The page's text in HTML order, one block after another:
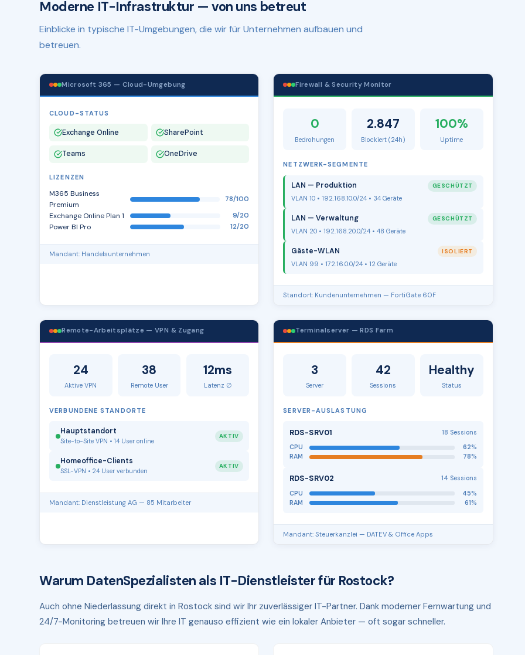
Moderne IT-Infrastruktur — von uns betreut
Einblicke in typische IT-Umgebungen, die wir für Unternehmen aufbauen und
betreuen.
Microsoft 365 — Cloud-Umgebung
CLOUD-STATUS
Exchange Online SharePoint
Teams OneDrive
LIZENZEN
M365 Business
Premium
78/100
Exchange Online Plan 1 9/20
Power BI Pro 12/20
Mandant: Handelsunternehmen
Firewall & Security Monitor
0
Bedrohungen
2.847
Blockiert (24h)
100%
Uptime
NETZWERK-SEGMENTE
LAN — Produktion GESCHÜTZT
VLAN 10 • 192.168.10.0/24 • 34 Geräte
LAN — Verwaltung GESCHÜTZT
VLAN 20 • 192.168.20.0/24 • 48 Geräte
Gäste-WLAN ISOLIERT
VLAN 99 • 172.16.0.0/24 • 12 Geräte
Standort: Kundenunternehmen — FortiGate 60F
Remote-Arbeitsplätze — VPN & Zugang
24
Aktive VPN
38
Remote User
12ms
Latenz ∅
VERBUNDENE STANDORTE
Hauptstandort
Site-to-Site VPN • 14 User online
AKTIV
Homeoffice-Clients
SSL-VPN • 24 User verbunden
AKTIV
Mandant: Dienstleistung AG — 85 Mitarbeiter
Terminalserver — RDS Farm
3
Server
42
Sessions
Healthy
Status
SERVER-AUSLASTUNG
RDS-SRV01
18 Sessions
CPU
62%
RAM
78%
RDS-SRV02
14 Sessions
CPU
45%
RAM
61%
Mandant: Steuerkanzlei — DATEV & Office Apps
Warum DatenSpezialisten als IT-Dienstleister für Rostock?
Auch ohne Niederlassung direkt in Rostock sind wir Ihr zuverlässiger IT-Partner. Dank moderner Fernwartung und
24/7-Monitoring betreuen wir Ihre IT genauso effizient wie ein lokaler Anbieter — oft sogar schneller.